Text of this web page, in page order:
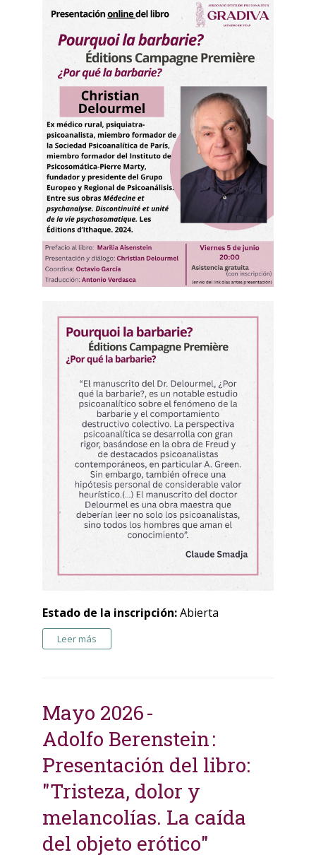
Estado de la inscripción:Abierta
Leer más
Mayo 2026
Adolfo Berenstein
Presentación del libro:
"Tristeza, dolor y
melancolías. La caída
del objeto erótico"